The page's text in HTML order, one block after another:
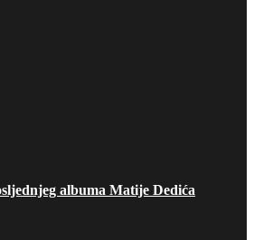
albuma Matije Dedića